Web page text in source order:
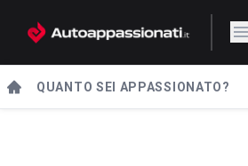
QUANTO SEI APPASSIONATO?